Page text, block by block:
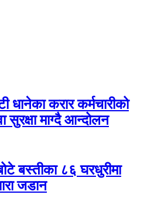
धानेका करार कर्मचारीको
सुरक्षा माग्दै आन्दोलन
बस्तीका ८६ घरधुरीमा
जडान